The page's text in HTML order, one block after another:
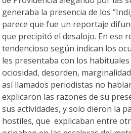
generaba la presencia de los
parece que fue un reportaje
que precipitó el desalojo. En ese
tendencioso según indican los
les presentaba con los
ociosidad, desorden,
así llamados periodistas no
explicaron las razones de su
sus actividades, y solo dieron la
hostiles, que explicaban entre